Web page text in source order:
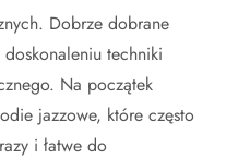
Dobrze dobrane
techniki
Na początek
jazzowe, które często
i łatwe do